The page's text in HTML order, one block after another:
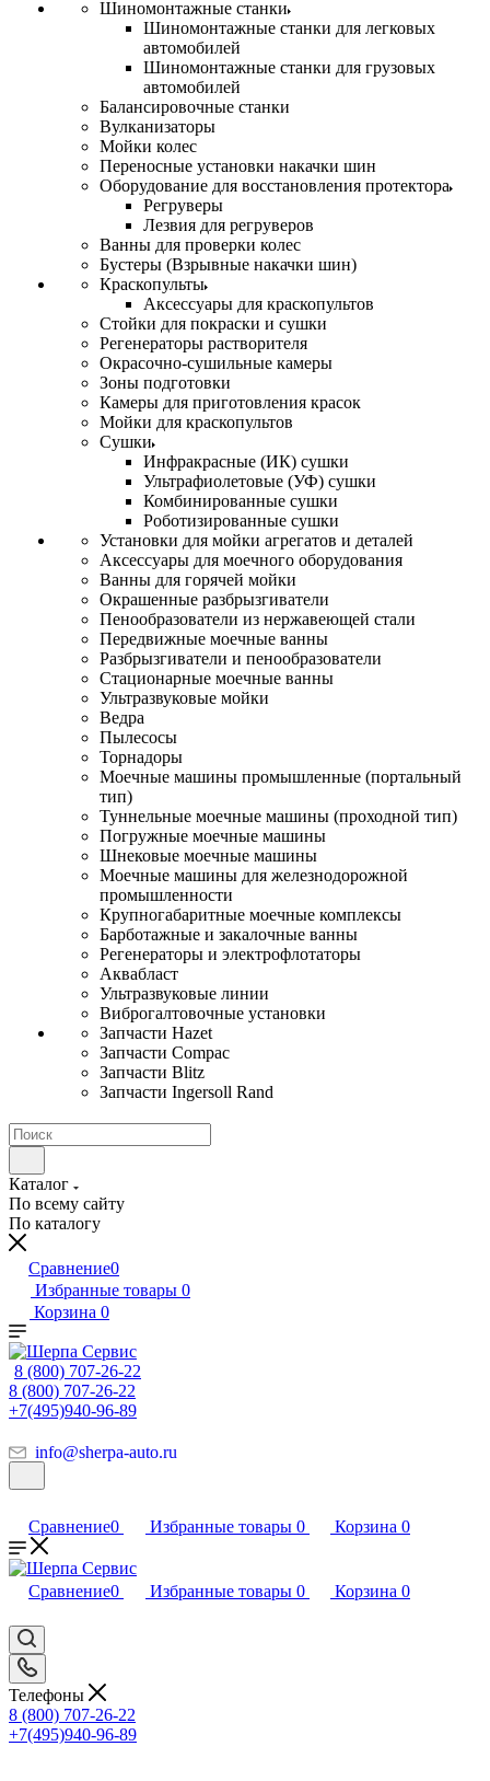
Шиномонтажные станки
Шиномонтажные станки для легковых
автомобилей
Шиномонтажные станки для грузовых
автомобилей
Балансировочные станки
Вулканизаторы
Мойки колес
Переносные установки накачки шин
Оборудование для восстановления протектора
Регруверы
Лезвия для регруверов
Ванны для проверки колес
Бустеры (Взрывные накачки шин)
Краскопульты
Аксессуары для краскопультов
Стойки для покраски и сушки
Регенераторы растворителя
Окрасочно-сушильные камеры
Зоны подготовки
Камеры для приготовления красок
Мойки для краскопультов
Сушки
Инфракрасные (ИК) сушки
Ультрафиолетовые (УФ) сушки
Комбинированные сушки
Роботизированные сушки
Установки для мойки агрегатов и деталей
Аксессуары для моечного оборудования
Ванны для горячей мойки
Окрашенные разбрызгиватели
Пенообразователи из нержавеющей стали
Передвижные моечные ванны
Разбрызгиватели и пенообразователи
Стационарные моечные ванны
Ультразвуковые мойки
Ведра
Пылесосы
Торнадоры
Моечные машины промышленные (портальный
тип)
Туннельные моечные машины (проходной тип)
Погружные моечные машины
Шнековые моечные машины
Моечные машины для железнодорожной
промышленности
Крупногабаритные моечные комплексы
Барботажные и закалочные ванны
Регенераторы и электрофлотаторы
Аквабласт
Ультразвуковые линии
Виброгалтовочные установки
Запчасти Hazet
Запчасти Compac
Запчасти Blitz
Запчасти Ingersoll Rand
Каталог
По всему сайту
По каталогу
Сравнение0
Избранные товары 0
Корзина 0
8 (800) 707-26-22
8 (800) 707-26-22
+7(495)940-96-89
info@sherpa-auto.ru
Сравнение0 Избранные товары 0 Корзина 0
Сравнение0 Избранные товары 0 Корзина 0
Телефоны
8 (800) 707-26-22
+7(495)940-96-89